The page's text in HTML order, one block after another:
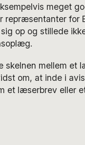
meget
repræsentanter for
op og stillede
skelnen mellem et
om, at inde i
et læserbrev eller